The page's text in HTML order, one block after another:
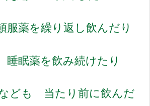
薬を繰り返し飲んだり
眠薬を飲み続けたり
ども 当たり前に飲んだ